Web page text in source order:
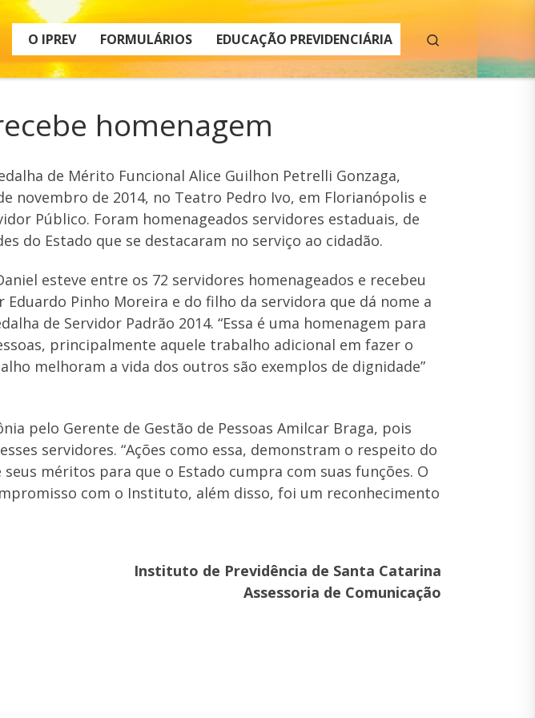
O IPREV FORMULÁRIOS EDUCAÇÃO PREVIDENCIÁRIA
homenagem
de Mérito Funcional Alice Guilhon Petrelli Gonzaga,
novembro de 2014, no Teatro Pedro Ivo, em Florianópolis e
Público. Foram homenageados servidores estaduais, de
do Estado que se destacaram no serviço ao cidadão.
esteve entre os 72 servidores homenageados e recebeu
Eduardo Pinho Moreira e do filho da servidora que dá nome a
de Servidor Padrão 2014. “Essa é uma homenagem para
principalmente aquele trabalho adicional em fazer o
melhoram a vida dos outros são exemplos de dignidade”
pelo Gerente de Gestão de Pessoas Amilcar Braga, pois
servidores. “Ações como essa, demonstram o respeito do
méritos para que o Estado cumpra com suas funções. O
com o Instituto, além disso, foi um reconhecimento
Instituto de Previdência de Santa Catarina
Assessoria de Comunicação